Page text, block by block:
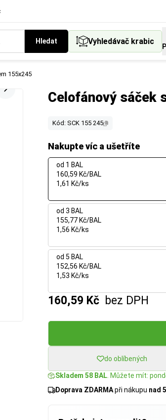
Hledat Vyhledávač krabic
155x245
Celofánový sáček
Kód: SCK 155 245
Nakupte víc a ušetříte
od 1 BAL
160,59 Kč/BAL
1,61 Kč/ks
od 3 BAL
155,77 Kč/BAL
1,56 Kč/ks
od 5 BAL
152,56 Kč/BAL
1,53 Kč/ks
160,59 Kč bez DPH
do oblíbených
Skladem 58 BAL . Můžete mít:
Doprava ZDARMApři nákupu nad